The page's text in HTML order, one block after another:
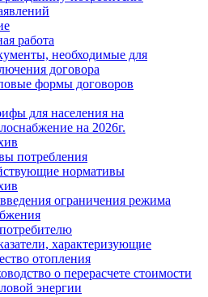
работа
необходимые для
договора
формы договоров
для населения на
на 2026г.
потребления
нормативы
ограничения режима
характеризующие
отопления
о перерасчете стоимости
энергии